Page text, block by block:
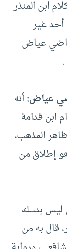
ابن المنذر
غير
عياض
عياض:أنه
ابن قدامة
المذهب،
إطلاق من
ليس بنسك
قال به من